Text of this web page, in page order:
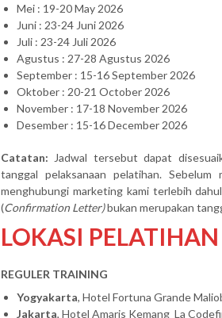
Mei : 19-20 May 2026
Juni : 23-24 Juni 2026
Juli : 23-24 Juli 2026
Agustus : 27-28 Agustus 2026
September : 15-16 September 2026
Oktober : 20-21 October 2026
November : 17-18 November 2026
Desember : 15-16 December 2026
Catatan: Jadwal tersebut dapat
tanggal pelaksanaan pelatihan.
menghubungi marketing kami terlebih
(Confirmation Letter)bukan merupakan
LOKASI PELATIHAN
REGULER TRAINING
Yogyakarta, Hotel Fortuna Grande
Jakarta, Hotel Amaris Kemang La